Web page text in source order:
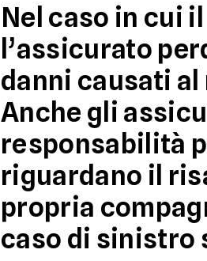
Nel caso in cui
l’assicurato
danni causati
Anche gli
responsabilità
riguardano il
propria
caso di sinistro